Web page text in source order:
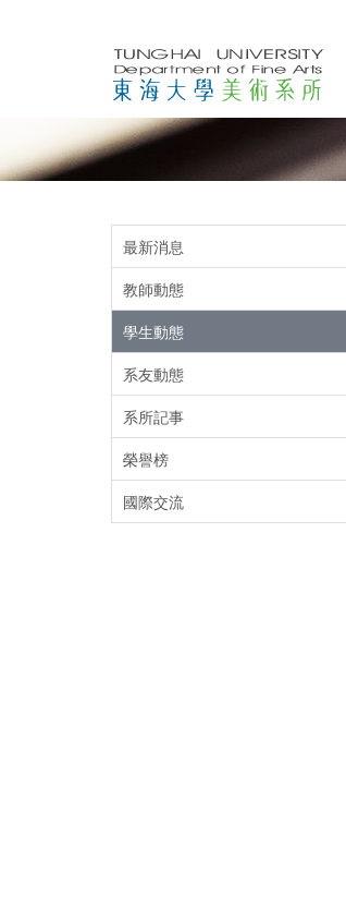
最新消息
教師動態
學生動態
系友動態
系所記事
榮譽榜
國際交流